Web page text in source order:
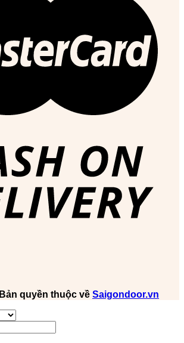
Bản quyền thuộc về Saigondoor.vn